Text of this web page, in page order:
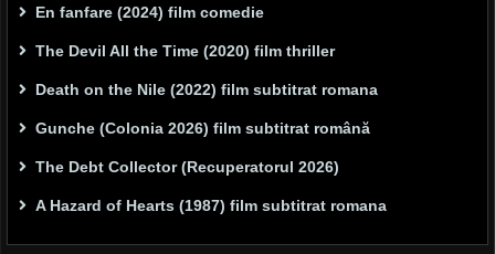
En fanfare (2024) film comedie
The Devil All the Time (2020) film thriller
Death on the Nile (2022) film subtitrat romana
Gunche (Colonia 2026) film subtitrat română
The Debt Collector (Recuperatorul 2026)
A Hazard of Hearts (1987) film subtitrat romana